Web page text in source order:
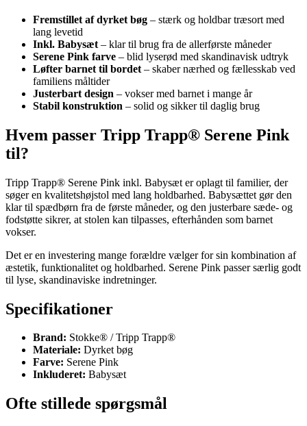
Fremstillet af dyrket bøg – stærk og holdbar træsort med
lang levetid
Inkl. Babysæt – klar til brug fra de allerførste måneder
Serene Pink farve – blid lyserød med skandinavisk udtryk
Løfter barnet til bordet – skaber nærhed og fællesskab ved
familiens måltider
Justerbart design – vokser med barnet i mange år
Stabil konstruktion – solid og sikker til daglig brug
Hvem passer Tripp Trapp® Serene Pink
til?
Tripp Trapp® Serene Pink inkl. Babysæt er oplagt til familier, der
søger en kvalitetshøjstol med lang holdbarhed. Babysættet gør den
klar til spædbørn fra de første måneder, og den justerbare sæde- og
fodstøtte sikrer, at stolen kan tilpasses, efterhånden som barnet
vokser.
Det er en investering mange forældre vælger for sin kombination af
æstetik, funktionalitet og holdbarhed. Serene Pink passer særlig godt
til lyse, skandinaviske indretninger.
Specifikationer
Brand: Stokke® / Tripp Trapp®
Materiale: Dyrket bøg
Farve: Serene Pink
Inkluderet: Babysæt
Ofte stillede spørgsmål